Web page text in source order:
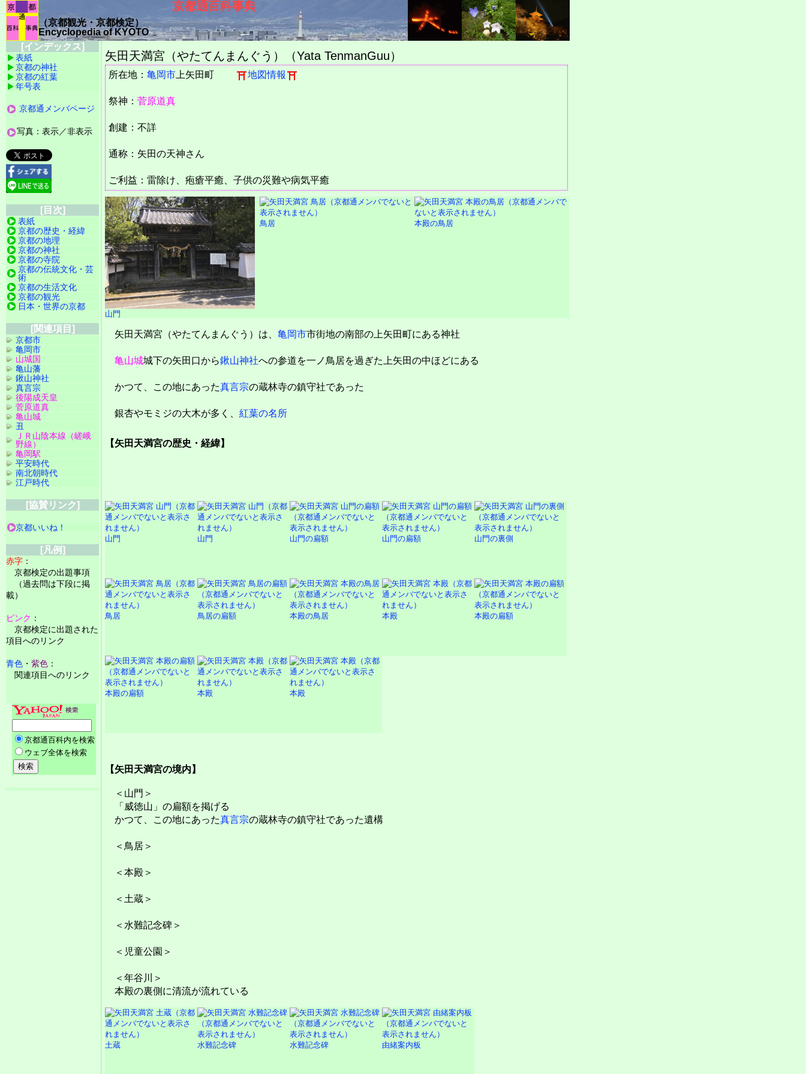
京都通百科事典
（京都観光・京都検定）
Encyclopedia of KYOTO
矢田天満宮（やたてんまんぐう）（Yata TenmanGuu）
所在地： 亀岡市 上矢田町 地図情報
祭神： 菅原道真
創建：不詳
通称：矢田の天神さん
ご利益：雷除け、疱瘡平癒、子供の災難や病気平癒
山門
鳥居 本殿の鳥居
矢田天満宮（やたてんまんぐう）は、 亀岡市市街地の南部の上矢田町にある神社
亀山城城下の矢田口から鍬山神社への参道を一ノ鳥居を過ぎた上矢田の中ほどにある
かつて、この地にあった真言宗の蔵林寺の鎮守社であった
銀杏やモミジの大木が多く、 紅葉の名所
【矢田天満宮の歴史・経緯】
山門 山門 山門の扁額 山門の扁額 山門の裏側
鳥居 鳥居の扁額 本殿の鳥居 本殿 本殿の扁額
本殿の扁額 本殿 本殿
【矢田天満宮の境内】
＜山門＞
「威徳山」の扁額を掲げる
かつて、この地にあった真言宗の蔵林寺の鎮守社であった遺構
＜鳥居＞
＜本殿＞
＜土蔵＞
＜水難記念碑＞
＜児童公園＞
＜年谷川＞
本殿の裏側に清流が流れている
土蔵 水難記念碑 水難記念碑 由緒案内板
[インデックス]
表紙
京都の神社
京都の紅葉
年号表
京都通メンバページ
写真：表示／非表示
[目次]
表紙
京都の歴史・経緯
京都の地理
京都の神社
京都の寺院
京都の伝統文化・芸
術
京都の生活文化
京都の観光
日本・世界の京都
[関連項目]
京都市
亀岡市
山城国
亀山藩
鍬山神社
真言宗
後陽成天皇
菅原道真
亀山城
丑
ＪＲ山陰本線（嵯峨
野線）
亀岡駅
平安時代
南北朝時代
江戸時代
[協賛リンク]
京都いいね！
[凡例]
赤字 ：
京都検定の出題事項
（過去問は下段に掲
載）
ピンク ：
京都検定に出題された
項目へのリンク
青色 ・ 紫色 ：
関連項目へのリンク